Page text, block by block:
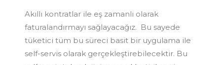
Akıllı kontratlar ile eş zamanlı olarak
faturalandırmayı sağlayacağız. Bu sayede
tüketici tüm bu süreci basit bir uygulama ile
self-servis olarak gerçekleştirebilecektir. Bu